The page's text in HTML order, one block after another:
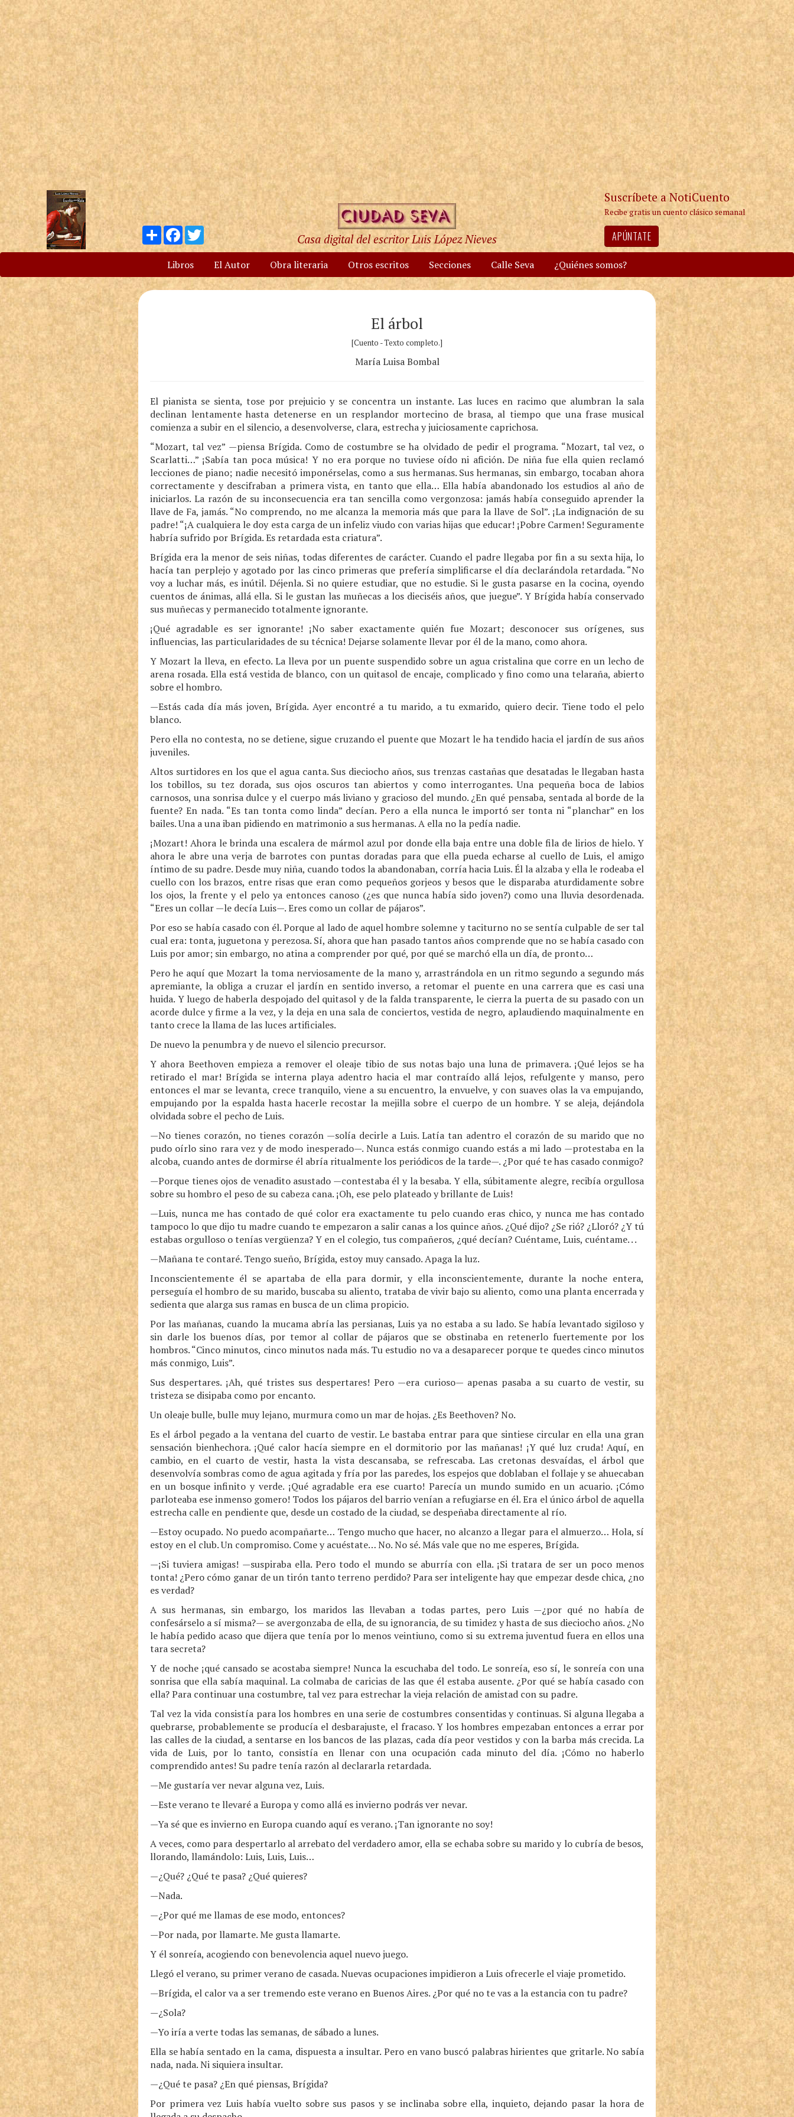
Compartir
Facebook
Twitter
Casa digital del escritor Luis López Nieves
Suscríbete a NotiCuento
Recibe gratis un cuento clásico semanal
APÚNTATE
Libros El Autor Obra literaria Otros escritos Secciones Calle Seva ¿Quiénes somos?
El árbol
[Cuento - Texto completo.]
María Luisa Bombal
El pianista se sienta, tose por prejuicio y se concentra un instante. Las luces en racimo que alumbran la sala
declinan lentamente hasta detenerse en un resplandor mortecino de brasa, al tiempo que una frase musical
comienza a subir en el silencio, a desenvolverse, clara, estrecha y juiciosamente caprichosa.
“Mozart, tal vez” —piensa Brígida. Como de costumbre se ha olvidado de pedir el programa. “Mozart, tal vez, o
Scarlatti…” ¡Sabía tan poca música! Y no era porque no tuviese oído ni afición. De niña fue ella quien reclamó
lecciones de piano; nadie necesitó imponérselas, como a sus hermanas. Sus hermanas, sin embargo, tocaban ahora
correctamente y descifraban a primera vista, en tanto que ella… Ella había abandonado los estudios al año de
iniciarlos. La razón de su inconsecuencia era tan sencilla como vergonzosa: jamás había conseguido aprender la
llave de Fa, jamás. “No comprendo, no me alcanza la memoria más que para la llave de Sol”. ¡La indignación de su
padre! “¡A cualquiera le doy esta carga de un infeliz viudo con varias hijas que educar! ¡Pobre Carmen! Seguramente
habría sufrido por Brígida. Es retardada esta criatura”.
Brígida era la menor de seis niñas, todas diferentes de carácter. Cuando el padre llegaba por fin a su sexta hija, lo
hacía tan perplejo y agotado por las cinco primeras que prefería simplificarse el día declarándola retardada. “No
voy a luchar más, es inútil. Déjenla. Si no quiere estudiar, que no estudie. Si le gusta pasarse en la cocina, oyendo
cuentos de ánimas, allá ella. Si le gustan las muñecas a los dieciséis años, que juegue”. Y Brígida había conservado
sus muñecas y permanecido totalmente ignorante.
¡Qué agradable es ser ignorante! ¡No saber exactamente quién fue Mozart; desconocer sus orígenes, sus
influencias, las particularidades de su técnica! Dejarse solamente llevar por él de la mano, como ahora.
Y Mozart la lleva, en efecto. La lleva por un puente suspendido sobre un agua cristalina que corre en un lecho de
arena rosada. Ella está vestida de blanco, con un quitasol de encaje, complicado y fino como una telaraña, abierto
sobre el hombro.
—Estás cada día más joven, Brígida. Ayer encontré a tu marido, a tu exmarido, quiero decir. Tiene todo el pelo
blanco.
Pero ella no contesta, no se detiene, sigue cruzando el puente que Mozart le ha tendido hacia el jardín de sus años
juveniles.
Altos surtidores en los que el agua canta. Sus dieciocho años, sus trenzas castañas que desatadas le llegaban hasta
los tobillos, su tez dorada, sus ojos oscuros tan abiertos y como interrogantes. Una pequeña boca de labios
carnosos, una sonrisa dulce y el cuerpo más liviano y gracioso del mundo. ¿En qué pensaba, sentada al borde de la
fuente? En nada. “Es tan tonta como linda” decían. Pero a ella nunca le importó ser tonta ni “planchar” en los
bailes. Una a una iban pidiendo en matrimonio a sus hermanas. A ella no la pedía nadie.
¡Mozart! Ahora le brinda una escalera de mármol azul por donde ella baja entre una doble fila de lirios de hielo. Y
ahora le abre una verja de barrotes con puntas doradas para que ella pueda echarse al cuello de Luis, el amigo
íntimo de su padre. Desde muy niña, cuando todos la abandonaban, corría hacia Luis. Él la alzaba y ella le rodeaba el
cuello con los brazos, entre risas que eran como pequeños gorjeos y besos que le disparaba aturdidamente sobre
los ojos, la frente y el pelo ya entonces canoso (¿es que nunca había sido joven?) como una lluvia desordenada.
“Eres un collar —le decía Luis—. Eres como un collar de pájaros”.
Por eso se había casado con él. Porque al lado de aquel hombre solemne y taciturno no se sentía culpable de ser tal
cual era: tonta, juguetona y perezosa. Sí, ahora que han pasado tantos años comprende que no se había casado con
Luis por amor; sin embargo, no atina a comprender por qué, por qué se marchó ella un día, de pronto…
Pero he aquí que Mozart la toma nerviosamente de la mano y, arrastrándola en un ritmo segundo a segundo más
apremiante, la obliga a cruzar el jardín en sentido inverso, a retomar el puente en una carrera que es casi una
huida. Y luego de haberla despojado del quitasol y de la falda transparente, le cierra la puerta de su pasado con un
acorde dulce y firme a la vez, y la deja en una sala de conciertos, vestida de negro, aplaudiendo maquinalmente en
tanto crece la llama de las luces artificiales.
De nuevo la penumbra y de nuevo el silencio precursor.
Y ahora Beethoven empieza a remover el oleaje tibio de sus notas bajo una luna de primavera. ¡Qué lejos se ha
retirado el mar! Brígida se interna playa adentro hacia el mar contraído allá lejos, refulgente y manso, pero
entonces el mar se levanta, crece tranquilo, viene a su encuentro, la envuelve, y con suaves olas la va empujando,
empujando por la espalda hasta hacerle recostar la mejilla sobre el cuerpo de un hombre. Y se aleja, dejándola
olvidada sobre el pecho de Luis.
—No tienes corazón, no tienes corazón —solía decirle a Luis. Latía tan adentro el corazón de su marido que no
pudo oírlo sino rara vez y de modo inesperado—. Nunca estás conmigo cuando estás a mi lado —protestaba en la
alcoba, cuando antes de dormirse él abría ritualmente los periódicos de la tarde—. ¿Por qué te has casado conmigo?
—Porque tienes ojos de venadito asustado —contestaba él y la besaba. Y ella, súbitamente alegre, recibía orgullosa
sobre su hombro el peso de su cabeza cana. ¡Oh, ese pelo plateado y brillante de Luis!
—Luis, nunca me has contado de qué color era exactamente tu pelo cuando eras chico, y nunca me has contado
tampoco lo que dijo tu madre cuando te empezaron a salir canas a los quince años. ¿Qué dijo? ¿Se rió? ¿Lloró? ¿Y tú
estabas orgulloso o tenías vergüenza? Y en el colegio, tus compañeros, ¿qué decían? Cuéntame, Luis, cuéntame. . .
—Mañana te contaré. Tengo sueño, Brígida, estoy muy cansado. Apaga la luz.
Inconscientemente él se apartaba de ella para dormir, y ella inconscientemente, durante la noche entera,
perseguía el hombro de su marido, buscaba su aliento, trataba de vivir bajo su aliento, como una planta encerrada y
sedienta que alarga sus ramas en busca de un clima propicio.
Por las mañanas, cuando la mucama abría las persianas, Luis ya no estaba a su lado. Se había levantado sigiloso y
sin darle los buenos días, por temor al collar de pájaros que se obstinaba en retenerlo fuertemente por los
hombros. “Cinco minutos, cinco minutos nada más. Tu estudio no va a desaparecer porque te quedes cinco minutos
más conmigo, Luis”.
Sus despertares. ¡Ah, qué tristes sus despertares! Pero —era curioso— apenas pasaba a su cuarto de vestir, su
tristeza se disipaba como por encanto.
Un oleaje bulle, bulle muy lejano, murmura como un mar de hojas. ¿Es Beethoven? No.
Es el árbol pegado a la ventana del cuarto de vestir. Le bastaba entrar para que sintiese circular en ella una gran
sensación bienhechora. ¡Qué calor hacía siempre en el dormitorio por las mañanas! ¡Y qué luz cruda! Aquí, en
cambio, en el cuarto de vestir, hasta la vista descansaba, se refrescaba. Las cretonas desvaídas, el árbol que
desenvolvía sombras como de agua agitada y fría por las paredes, los espejos que doblaban el follaje y se ahuecaban
en un bosque infinito y verde. ¡Qué agradable era ese cuarto! Parecía un mundo sumido en un acuario. ¡Cómo
parloteaba ese inmenso gomero! Todos los pájaros del barrio venían a refugiarse en él. Era el único árbol de aquella
estrecha calle en pendiente que, desde un costado de la ciudad, se despeñaba directamente al río.
—Estoy ocupado. No puedo acompañarte… Tengo mucho que hacer, no alcanzo a llegar para el almuerzo… Hola, sí
estoy en el club. Un compromiso. Come y acuéstate… No. No sé. Más vale que no me esperes, Brígida.
—¡Si tuviera amigas! —suspiraba ella. Pero todo el mundo se aburría con ella. ¡Si tratara de ser un poco menos
tonta! ¿Pero cómo ganar de un tirón tanto terreno perdido? Para ser inteligente hay que empezar desde chica, ¿no
es verdad?
A sus hermanas, sin embargo, los maridos las llevaban a todas partes, pero Luis —¿por qué no había de
confesárselo a sí misma?— se avergonzaba de ella, de su ignorancia, de su timidez y hasta de sus dieciocho años. ¿No
le había pedido acaso que dijera que tenía por lo menos veintiuno, como si su extrema juventud fuera en ellos una
tara secreta?
Y de noche ¡qué cansado se acostaba siempre! Nunca la escuchaba del todo. Le sonreía, eso sí, le sonreía con una
sonrisa que ella sabía maquinal. La colmaba de caricias de las que él estaba ausente. ¿Por qué se había casado con
ella? Para continuar una costumbre, tal vez para estrechar la vieja relación de amistad con su padre.
Tal vez la vida consistía para los hombres en una serie de costumbres consentidas y continuas. Si alguna llegaba a
quebrarse, probablemente se producía el desbarajuste, el fracaso. Y los hombres empezaban entonces a errar por
las calles de la ciudad, a sentarse en los bancos de las plazas, cada día peor vestidos y con la barba más crecida. La
vida de Luis, por lo tanto, consistía en llenar con una ocupación cada minuto del día. ¡Cómo no haberlo
comprendido antes! Su padre tenía razón al declararla retardada.
—Me gustaría ver nevar alguna vez, Luis.
—Este verano te llevaré a Europa y como allá es invierno podrás ver nevar.
—Ya sé que es invierno en Europa cuando aquí es verano. ¡Tan ignorante no soy!
A veces, como para despertarlo al arrebato del verdadero amor, ella se echaba sobre su marido y lo cubría de besos,
llorando, llamándolo: Luis, Luis, Luis…
—¿Qué? ¿Qué te pasa? ¿Qué quieres?
—Nada.
—¿Por qué me llamas de ese modo, entonces?
—Por nada, por llamarte. Me gusta llamarte.
Y él sonreía, acogiendo con benevolencia aquel nuevo juego.
Llegó el verano, su primer verano de casada. Nuevas ocupaciones impidieron a Luis ofrecerle el viaje prometido.
—Brígida, el calor va a ser tremendo este verano en Buenos Aires. ¿Por qué no te vas a la estancia con tu padre?
—¿Sola?
—Yo iría a verte todas las semanas, de sábado a lunes.
Ella se había sentado en la cama, dispuesta a insultar. Pero en vano buscó palabras hirientes que gritarle. No sabía
nada, nada. Ni siquiera insultar.
—¿Qué te pasa? ¿En qué piensas, Brígida?
Por primera vez Luis había vuelto sobre sus pasos y se inclinaba sobre ella, inquieto, dejando pasar la hora de